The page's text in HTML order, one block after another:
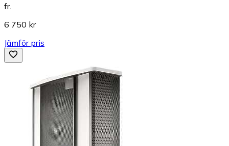
fr.
6 750 kr
Jämför pris